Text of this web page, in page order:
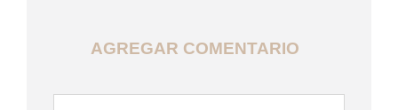
AGREGAR COMENTARIO